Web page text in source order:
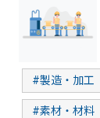
#製造・加工
#素材・材料